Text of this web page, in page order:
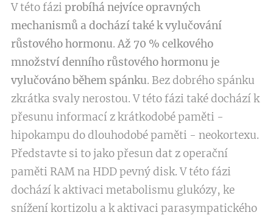
V této fázi probíhá nejvíce opravných
mechanismů a dochází také k vylučování
růstového hormonu.Až 70 % celkového
množství denního růstového hormonu je
vylučováno během spánku. Bez dobrého spánku
zkrátka svaly nerostou. V této fázi také dochází k
přesunu informací z krátkodobé paměti -
hipokampu do dlouhodobé paměti - neokortexu.
Představte si to jako přesun dat z operační
paměti RAM na HDD pevný disk. V této fázi
dochází k aktivaci metabolismu glukózy, ke
snížení kortizolu a k aktivaci parasympatického